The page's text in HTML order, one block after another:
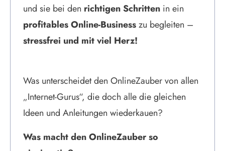
und sie bei den richtigen Schritten in ein
profitables Online-Businesszu begleiten –
stressfrei und mit viel Herz!
Was unterscheidet den OnlineZauber von allen
„Internet-Gurus“, die doch alle die gleichen
Ideen und Anleitungen wiederkauen?
Was macht den OnlineZauber so